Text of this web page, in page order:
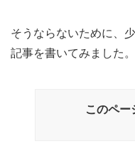
そうならないために、
記事を書いてみました
このペー